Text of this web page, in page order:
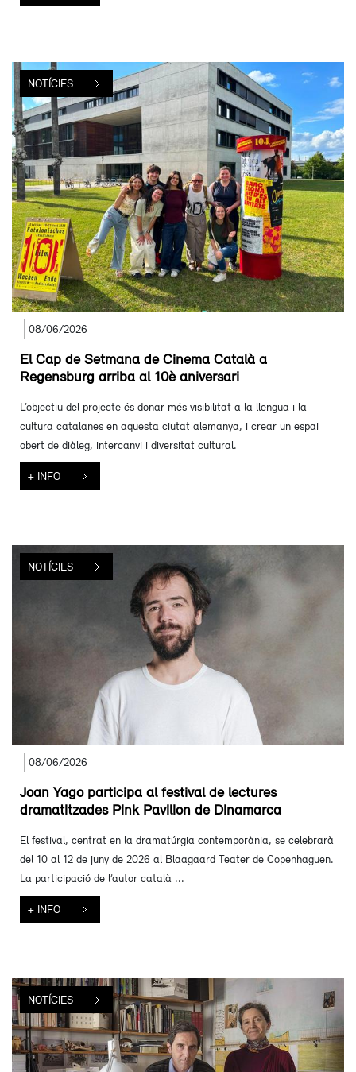
08/06/2026
El Cap de Setmana de Cinema Català a
Regensburg arriba al 10è aniversari
L’objectiu del projecte és donar més visibilitat a la llengua i la
cultura catalanes en aquesta ciutat alemanya, i crear un espai
obert de diàleg, intercanvi i diversitat cultural.
+ INFO
NOTÍCIES
08/06/2026
Joan Yago participa al festival de lectures
dramatitzades Pink Pavilion de Dinamarca
El festival, centrat en la dramatúrgia contemporània, se celebrarà
del 10 al 12 de juny de 2026 al Blaagaard Teater de Copenhaguen.
La participació de l’autor català ...
+ INFO
NOTÍCIES
NOTÍCIES